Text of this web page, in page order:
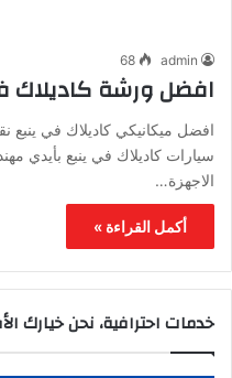
admin
68
افضل ورشة كاديلاك
افضل ميكانيكي كاديلاك في ينبع
سيارات كاديلاك في ينبع بأيدي
الاجهزة…
أكمل القراءة »
خدمات احترافية، نحن خيارك